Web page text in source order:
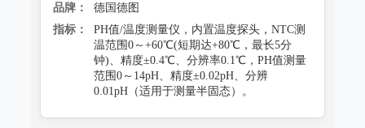
品牌：
德国德图
指标：
PH值/温度测量仪，内置温度探头，NTC测
温范围0～+60℃(短期达+80℃，最长5分
钟)、精度±0.4℃、分辨率0.1℃，PH值测量
范围0～14pH、精度±0.02pH、分辨
0.01pH（适用于测量半固态）。